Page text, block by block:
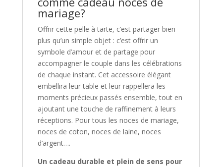
mariage?
Offrir cette pelle à tarte, c’est partager bien
plus qu’un simple objet : c’est offrir un
symbole d’amour et de partage pour
accompagner le couple dans les célébrations
de chaque instant. Cet accessoire élégant
embellira leur table et leur rappellera les
moments précieux passés ensemble, tout en
ajoutant une touche de raffinement à leurs
réceptions. Pour tous les noces de mariage,
noces de coton, noces de laine, noces
d’argent….
Un cadeau durable et plein de sens pour